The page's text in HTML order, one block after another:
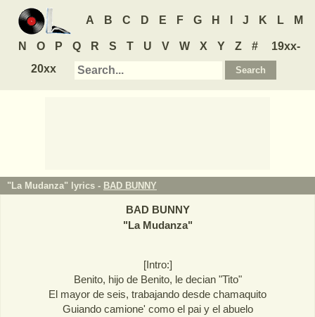
A B C D E F G H J K L M
N O P Q R S T U V W X Y Z #
19xx-
20xx
"La Mudanza" lyrics - BAD BUNNY
BAD BUNNY
"La Mudanza"
[Intro:]
Benito, hijo de Benito, le decian "Tito"
El mayor de seis, trabajando desde chamaquito
Guiando camione' como el pai y el abuelo